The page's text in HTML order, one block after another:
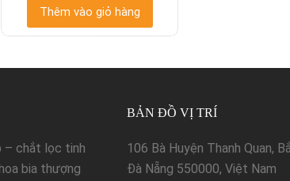
Thêm vào giỏ hàng
– chắt lọc tinh
bia thượng
BẢN ĐỒ VỊ TRÍ
106 Bà Huyện Thanh Quan,
Đà Nẵng 550000, Việt Nam